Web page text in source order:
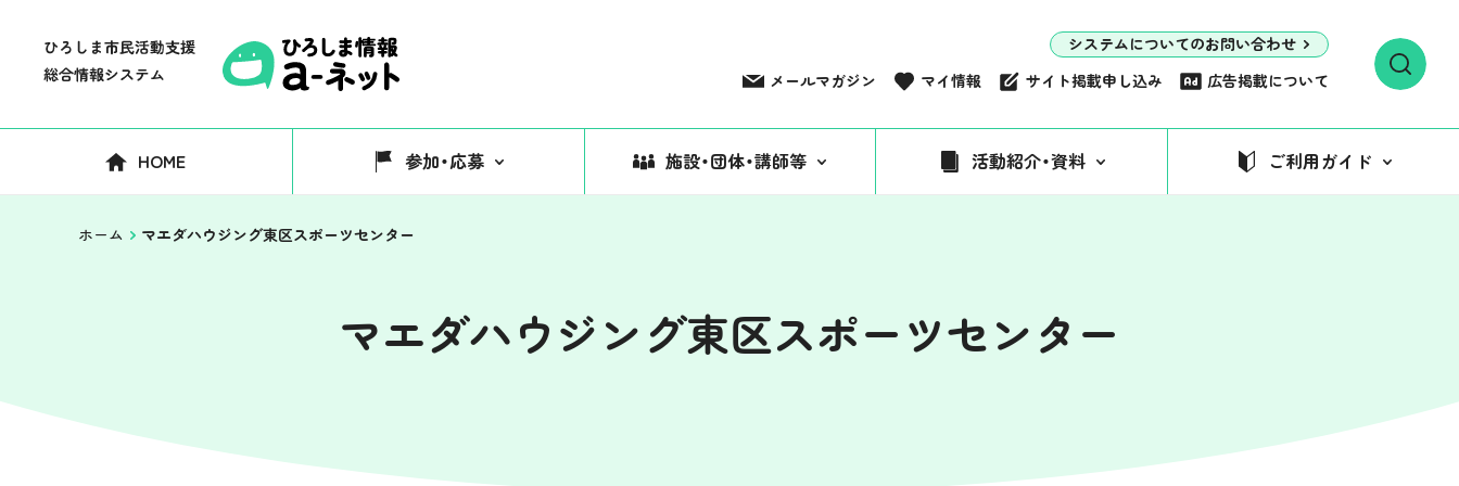
システムについてのお問い合わせ
メールマガジン マイ情報 サイト掲載申し込み 広告掲載について
HOME 参加・応募 施設・団体・講師等 活動紹介・資料 ご利用ガイド
ホーム マエダハウジング東区スポーツセンター
マエダハウジング東区スポーツセンター